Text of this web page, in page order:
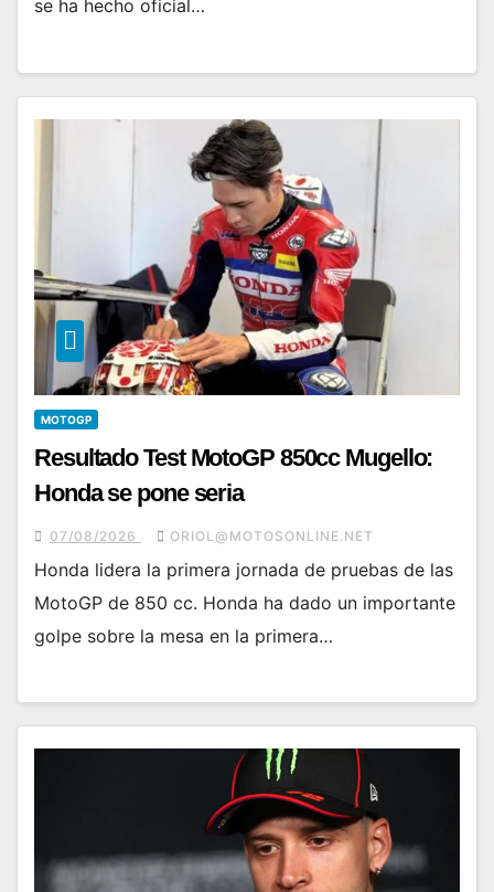
se ha hecho oficial…
MOTOGP
Resultado Test MotoGP 850cc Mugello:
Honda se pone seria
07/08/2026 ORIOL@MOTOSONLINE.NET
Honda lidera la primera jornada de pruebas de las
MotoGP de 850 cc. Honda ha dado un importante
golpe sobre la mesa en la primera…